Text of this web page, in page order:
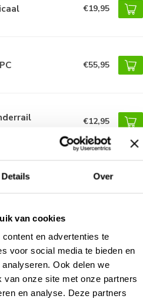
Details Over
van cookies
en advertenties te
voor social media te bieden en
Ook delen we
van onze site met onze partners
en analyse. Deze partners
€19,95
€55,95
€12,95
- WPC €7,95
of hulp nodig bij je
onze klantenservice via
of bel +31 40 209
tussen 08:00 tot 16:00u.